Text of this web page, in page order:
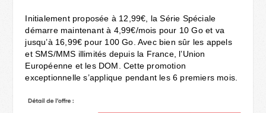
Initialement proposée à 12,99€, la Série Spéciale
démarre maintenant à 4,99€/mois pour 10 Go et va
jusqu’à 16,99€ pour 100 Go. Avec bien sûr les appels
et SMS/MMS illimités depuis la France, l’Union
Européenne et les DOM. Cette promotion
exceptionnelle s’applique pendant les 6 premiers mois.